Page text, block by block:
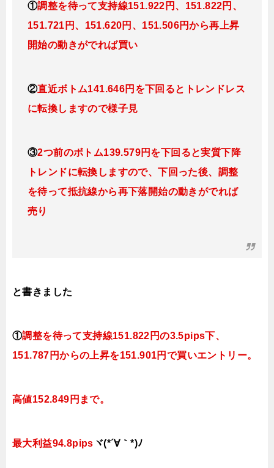
①調整を待って支持線151.922 円、151.822円 、
151.721円、151.620円、151.506円から再上昇
開始の動きがでれば買い
②直近ボトム141.646円を下回るとトレンドレス
に転換しますので様子見
③2つ前のボトム139.579円を下回ると実質下降
トレンドに転換 しますので、下回った後、調整
を待って抵抗線から再下落開始の動きがでれば
売り
と書きました
①調整を待って支持線151.822 円の3.5pips下、
151.787円からの上昇を151.901円で買いエントリー。
高値152.849円まで。
最大利益94.8pips ヾ(*´∀｀*)ﾉ